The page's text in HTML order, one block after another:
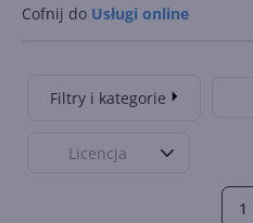
Cofnij do Usługi online
Filtry i kategorie
Licencja
1